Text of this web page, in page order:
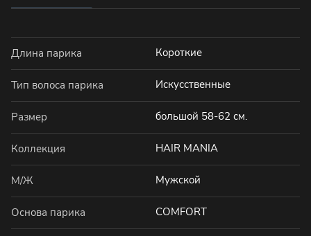
Длина парика Короткие
Тип волоса парика Искусственные
Размер большой 58-62 см.
Коллекция HAIR MANIA
М/Ж Мужской
Основа парика COMFORT